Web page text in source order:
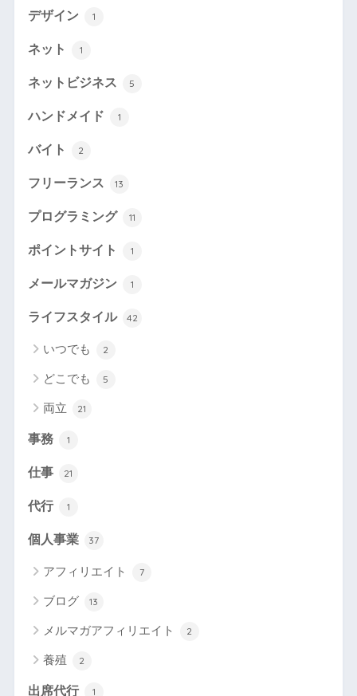
デザイン 1
ネット 1
ネットビジネス 5
ハンドメイド 1
バイト 2
フリーランス 13
プログラミング 11
ポイントサイト 1
メールマガジン 1
ライフスタイル 42
いつでも 2
どこでも 5
両立 21
事務 1
仕事 21
代行 1
個人事業 37
アフィリエイト 7
ブログ 13
メルマガアフィリエイト 2
養殖 2
出席代行 1